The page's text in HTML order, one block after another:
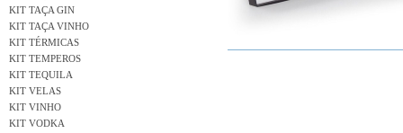
KIT TAÇA GIN
KIT TAÇA VINHO
KIT TÉRMICAS
KIT TEMPEROS
KIT TEQUILA
KIT VELAS
KIT VINHO
KIT VODKA